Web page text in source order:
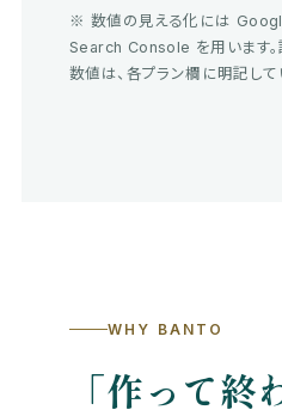
※ 数値の見える化には
Search Console を用います
数値は、各プラン欄に明記して
WHY BANTO
「作って終